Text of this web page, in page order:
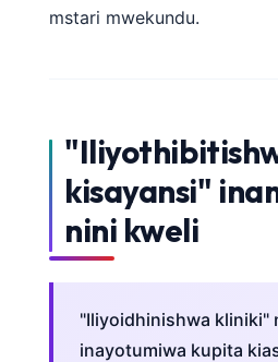
mstari mwekundu.
kisayansi"
nini kweli
"Iliyoidhinishwa kliniki"
inayotumiwa kupita